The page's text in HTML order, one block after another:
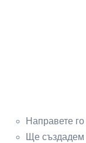
Направете
Ще създадем